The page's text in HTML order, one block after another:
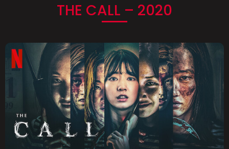
THE CALL – 2020